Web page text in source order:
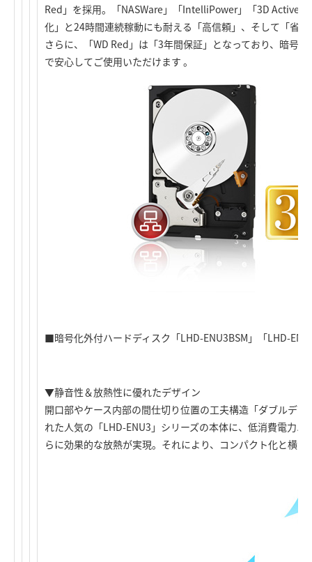
Red」を採用。「NASWare」「IntelliPower」「3D Active
化」と24時間連続稼動にも耐える「高信頼」、そして「省
さらに、「WD Red」は「3年間保証」となっており、暗号
で安心してご使用いただけます 。
■暗号化外付ハードディスク「LHD-ENU3BSM」「LHD-
▼静音性＆放熱性に優れたデザイン
開口部やケース内部の間仕切り位置の工夫構造「ダブルデ
れた人気の「LHD-ENU3」シリーズの本体に、低消費電力
らに効果的な放熱が実現。それにより、コンパクト化と横